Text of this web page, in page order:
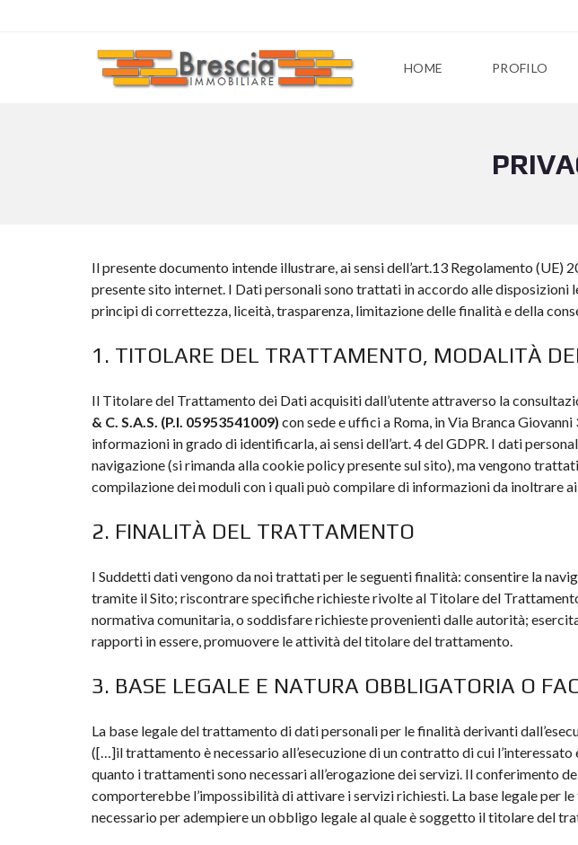
HOME PROFILO
Il presente documento intende illustrare, ai sensi dell’art.13 Regolamento
presente sito internet. I Dati personali sono trattati in accordo alle
principi di correttezza, liceità, trasparenza, limitazione delle finalità e della
1. TITOLARE DEL TRATTAMENTO, MODALITÀ
Il Titolare del Trattamento dei Dati acquisiti dall’utente attraverso la
& C. S.A.S. (P.I. 05953541009) con sede e uffici a Roma, in Via Branca
informazioni in grado di identificarla, ai sensi dell’art. 4 del GDPR. I dati
navigazione (si rimanda alla cookie policy presente sul sito), ma vengono
compilazione dei moduli con i quali può compilare di informazioni da inoltrare
2. FINALITÀ DEL TRATTAMENTO
I Suddetti dati vengono da noi trattati per le seguenti finalità: consentire la
tramite il Sito; riscontrare specifiche richieste rivolte al Titolare del
normativa comunitaria, o soddisfare richieste provenienti dalle autorità;
rapporti in essere, promuovere le attività del titolare del trattamento.
3. BASE LEGALE E NATURA OBBLIGATORIA O
La base legale del trattamento di dati personali per le finalità derivanti
([…]il trattamento è necessario all’esecuzione di un contratto di cui
quanto i trattamenti sono necessari all’erogazione dei servizi. Il conferimento
comporterebbe l’impossibilità di attivare i servizi richiesti. La base legale per
necessario per adempiere un obbligo legale al quale è soggetto il titolare del